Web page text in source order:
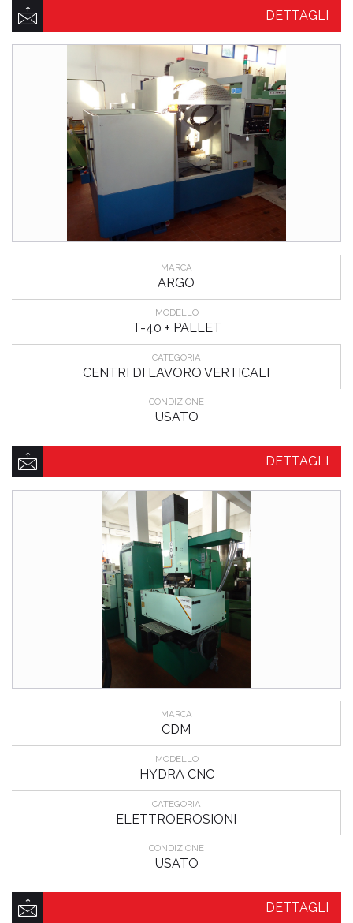
DETTAGLI
MARCA
ARGO
MODELLO
T-40 + PALLET
CATEGORIA
CENTRI DI LAVORO VERTICALI
CONDIZIONE
USATO
DETTAGLI
MARCA
CDM
MODELLO
HYDRA CNC
CATEGORIA
ELETTROEROSIONI
CONDIZIONE
USATO
DETTAGLI